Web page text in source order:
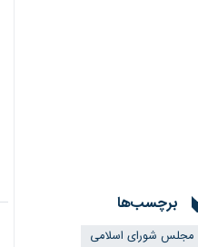
برچسب‌ها
مجلس شورای اسلامی